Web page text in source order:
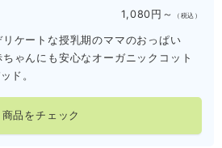
1,080円～ （税込）
ケートな授乳期のママのおっぱい
ゃんにも安心なオーガニックコット
ド。
商品をチェック